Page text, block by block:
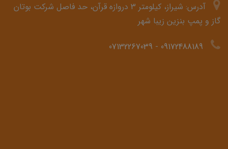
آدرس: شیراز، کیلومتر 3 دروازه قرآن، حد فاصل شرکت بوتان
گاز و پمپ بنزین زیبا شهر
09172488189
-
07132267039